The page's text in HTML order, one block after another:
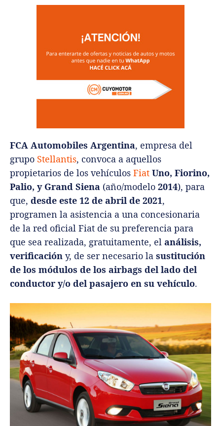
FCA Automobiles Argentina, empresa del
grupo Stellantis, convoca a aquellos
propietarios de los vehículos Fiat Uno, Fiorino,
Palio, y Grand Siena (año/modelo 2014), para
que, desde este 12 de abril de 2021,
programen la asistencia a una concesionaria
de la red oficial Fiat de su preferencia para
que sea realizada, gratuitamente, el análisis,
verificación y, de ser necesario la sustitución
de los módulos de los airbags del lado del
conductor y/o del pasajero en su vehículo.